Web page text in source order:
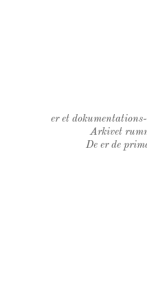
er et
Arkivet
De er de